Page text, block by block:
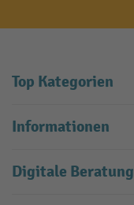
Top Kategorien
Informationen
Digitale Beratung